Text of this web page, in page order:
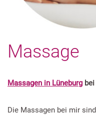
Massage
Massagen in Lüneburg
Die Massagen bei mir